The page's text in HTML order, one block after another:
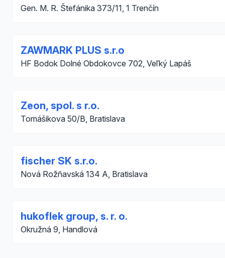
Gen. M. R. Štefánika 373/11, 1 Trenčín
ZAWMARK PLUS s.r.o
HF Bodok Dolné Obdokovce 702, Veľký Lapáš
Zeon, spol. s r.o.
Tomášikova 50/B, Bratislava
fischer SK s.r.o.
Nová Rožňavská 134 A, Bratislava
hukoflek group, s. r. o.
Okružná 9, Handlová